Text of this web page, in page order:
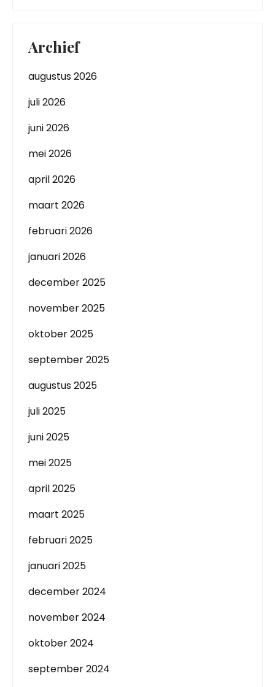
Archief
augustus 2026
juli 2026
juni 2026
mei 2026
april 2026
maart 2026
februari 2026
januari 2026
december 2025
november 2025
oktober 2025
september 2025
augustus 2025
juli 2025
juni 2025
mei 2025
april 2025
maart 2025
februari 2025
januari 2025
december 2024
november 2024
oktober 2024
september 2024